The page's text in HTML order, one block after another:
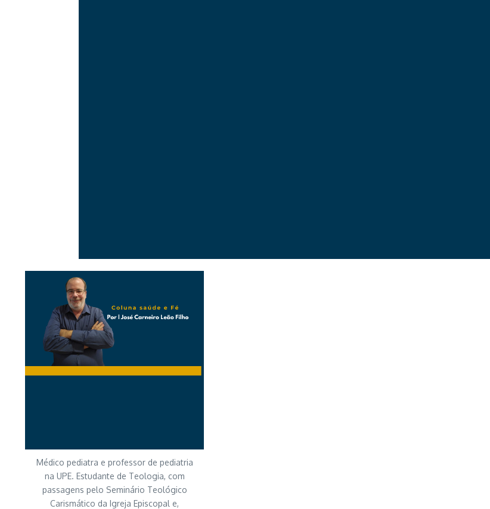
Médico pediatra e professor de pediatria
na UPE. Estudante de Teologia, com
passagens pelo Seminário Teológico
Carismático da Igreja Episcopal e,